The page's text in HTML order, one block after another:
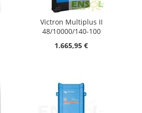
Victron Multiplus II
48/10000/140-100
1.665,95 €